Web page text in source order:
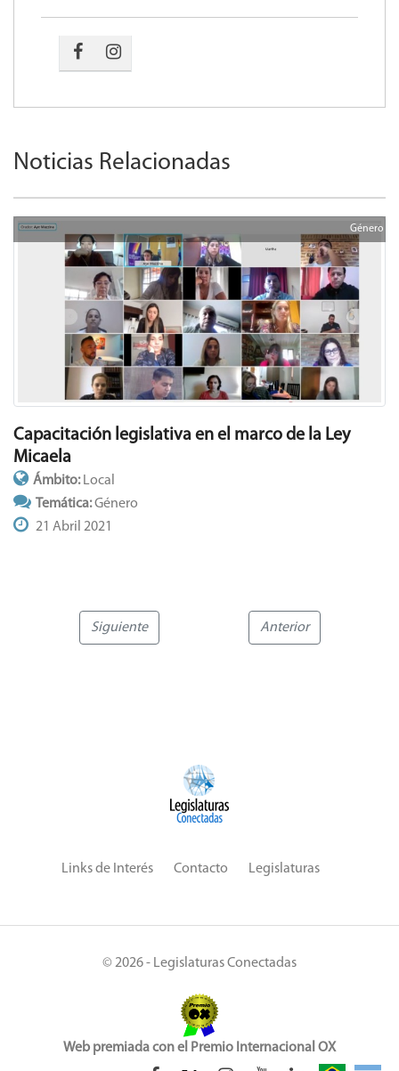
Noticias Relacionadas
Género
Capacitación legislativa en el marco de la Ley
Micaela
Ámbito: Local
Temática:Género
21 Abril 2021
Siguiente Anterior
Links de Interés Contacto Legislaturas
© 2026 - Legislaturas Conectadas
Web premiada con el Premio Internacional OX